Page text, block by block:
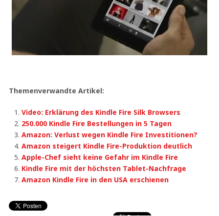
Themenverwandte Artikel:
Video: Erklärung des Kindle Fire Silk Browsers
250.000 Kindle Fire Bestellungen in 5 Tagen
Amazon: Verlust wegen Kindle Fire Investitionen?
Amazon steigert Kindle Fire-Produktion deutlich
Apple-Chef sieht keine Gefahr im Kindle Fire
Kindle Fire mit der höchsten Tablet-Nachfrage
Amazon Kindle Fire in den USA erschienen